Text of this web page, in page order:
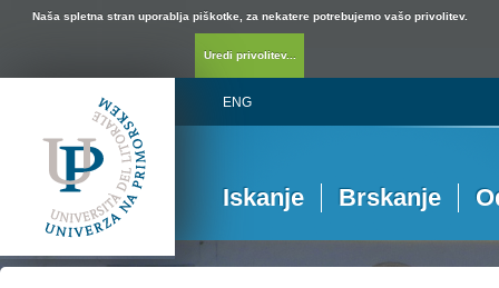
Naša spletna stran uporablja piškotke, za nekatere potrebujemo vašo privolitev.
Uredi privolitev...
ENG
Iskanje Brskanje